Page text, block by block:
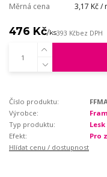
Měrná cena
3,17 Kč /
476 Kč/ks393 Kčbez DPH
Číslo produktu:
Výrobce:
Typ produktu:
Efekt:
Pro
Hlídat cenu / dostupnost